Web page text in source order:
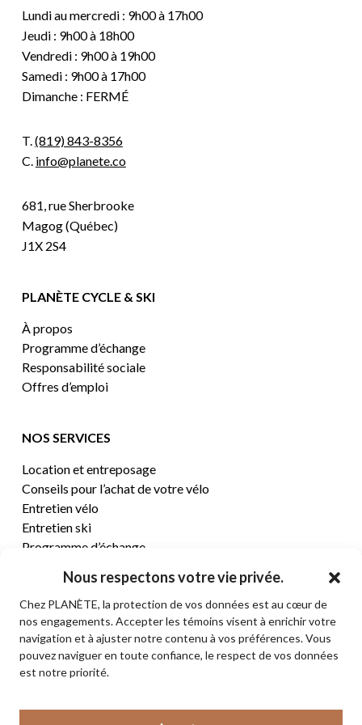
Nous respectons votre vie privée.
Chez PLANÈTE, la protection de vos données est au cœur de
nos engagements. Accepter les témoins visent à enrichir votre
navigation et à ajuster notre contenu à vos préférences. Vous
pouvez naviguer en toute confiance, le respect de vos données
est notre priorité.
Sous-total: 0,00$
Lundi au mercredi : 9h00 à 17h00
Jeudi : 9h00 à 18h00
Vendredi : 9h00 à 19h00
Samedi : 9h00 à 17h00
Dimanche : FERMÉ
T.(819) 843-8356
C. info@planete.co
681, rue Sherbrooke
Magog (Québec)
J1X 2S4
PLANÈTE CYCLE & SKI
À propos
Programme d’échange
Responsabilité sociale
Offres d’emploi
NOS SERVICES
Location et entreposage
Conseils pour l’achat de votre vélo
Entretien vélo
Entretien ski
Programme d’échange
CENTRE D’AIDE
Termes et conditions de vente
Retours et remboursements
Politique de confidentialité